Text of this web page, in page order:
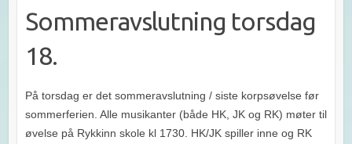
Sommeravslutning torsdag
18.
På torsdag er det sommeravslutning / siste korpsøvelse før
sommerferien. Alle musikanter (både HK, JK og RK) møter til
øvelse på Rykkinn skole kl 1730. HK/JK spiller inne og RK